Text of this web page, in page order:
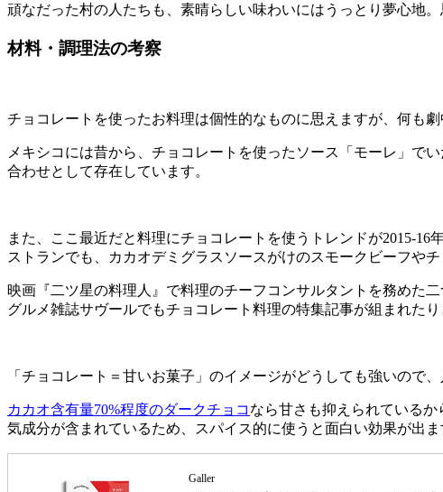
頑なだった村の人たちも、素晴らしい味わいにはうっとり夢心地
材料・調理法の考察
チョコレートを使ったお料理は個性的なものに思えますが、何も
メキシコには昔から、チョコレートを使ったソース「モーレ」で
合わせとして存在しています。
また、ここ最近だと料理にチョコレートを使うトレンドが2015-
ストランでも、カカオデミグラスソースがけのスモークビーフや
映画『二ツ星の料理人』で料理のチーフコンサルタントを務めた
グルメ雑誌サヴールでもチョコレート料理の特集記事が組まれた
「チョコレート＝甘いお菓子」のイメージがどうしても強いので
カカオ含有量70%程度のダークチョコ なら甘さも抑えられている
気成分が含まれているため、スパイス的に使うと面白い効果が出ま
Galler